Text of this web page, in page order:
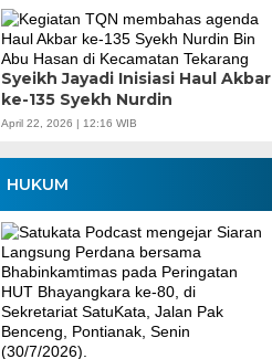
Syeikh Jayadi Inisiasi Haul Akbar
ke-135 Syekh Nurdin
April 22, 2026 | 12:16 WIB
HUKUM